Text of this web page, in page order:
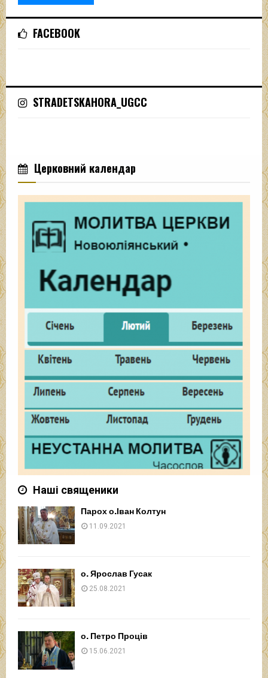
FACEBOOK
STRADETSKAHORA_UGCC
Церковний календар
Наші священики
Парох о.Іван Колтун
11.09.2021
о. Ярослав Гусак
25.08.2021
о. Петро Проців
15.06.2021